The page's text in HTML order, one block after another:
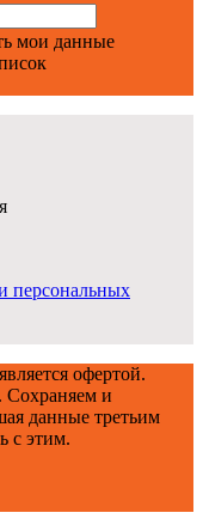
мои данные
персональных
офертой.
Сохраняем и
данные третьим
с этим.